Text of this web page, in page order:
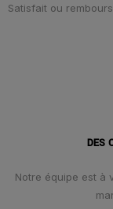
Satisfait ou
DES
Notre équipe est à